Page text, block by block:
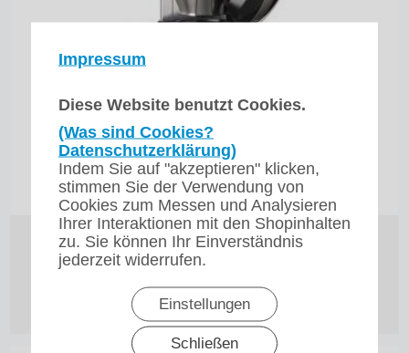
Impressum
Diese Website benutzt Cookies.
(Was sind Cookies?
Datenschutzerklärung)
Indem Sie auf "akzeptieren" klicken,
stimmen Sie der Verwendung von
Cookies zum Messen und Analysieren
Ihrer Interaktionen mit den Shopinhalten
zu. Sie können Ihr Einverständnis
jederzeit widerrufen.
Einstellungen
Schließen
Glaskern Edelstahlkern
TH Filterkaffeemaschine mit Pumpkanne Bravilor
Bonamat Angebot mit Pumpkanne
zzgl. 19% MwSt.zzgl. Versand
397,00€